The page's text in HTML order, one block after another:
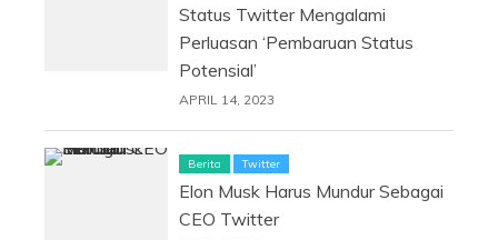
Status Twitter Mengalami
Perluasan ‘Pembaruan Status
Potensial’
APRIL 14, 2023
Berita Twitter
Elon Musk Harus Mundur Sebagai
CEO Twitter